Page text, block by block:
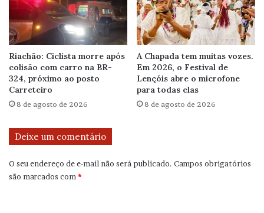
Riachão: Ciclista morre após
colisão com carro na BR-
324, próximo ao posto
Carreteiro
8 de agosto de 2026
A Chapada tem muitas vozes.
Em 2026, o Festival de
Lençóis abre o microfone
para todas elas
8 de agosto de 2026
Deixe um comentário
O seu endereço de e-mail não será publicado. Campos obrigatórios
são marcados com*